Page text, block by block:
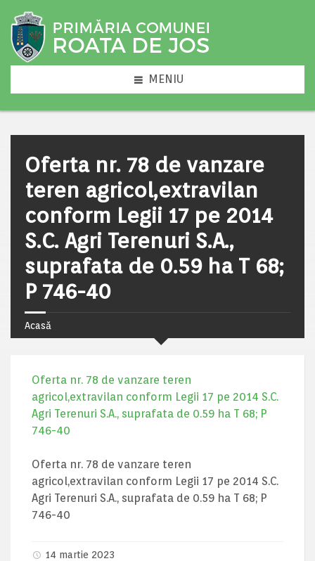
MENIU
Oferta nr. 78 de vanzare
teren agricol,extravilan
conform Legii 17 pe 2014
S.C. Agri Terenuri S.A.,
suprafata de 0.59 ha T 68;
P 746-40
Acasă
Oferta nr. 78 de vanzare teren
agricol,extravilan conform Legii 17 pe 2014 S.C.
Agri Terenuri S.A., suprafata de 0.59 ha T 68; P
746-40
Oferta nr. 78 de vanzare teren
agricol,extravilan conform Legii 17 pe 2014 S.C.
Agri Terenuri S.A., suprafata de 0.59 ha T 68; P
746-40
14 martie 2023